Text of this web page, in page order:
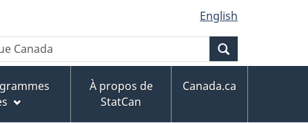
English
À propos de
StatCan
Canada.ca